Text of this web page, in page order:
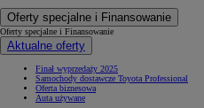
Oferty specjalne i Finansowanie
Oferty specjalne i Finansowanie
Aktualne oferty
Finał wyprzedaży 2025
Samochody dostawcze Toyota Professional
Oferta biznesowa
Auta używane